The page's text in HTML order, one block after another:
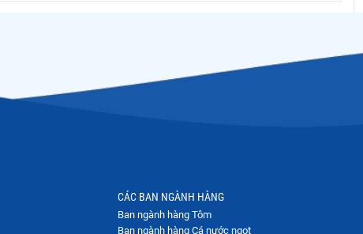
CÁC BAN NGÀNH HÀNG
Ban ngành hàng Tôm
Ban ngành hàng Cá nước ngọt